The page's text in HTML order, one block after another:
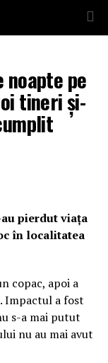
noapte pe
tineri și-
pierdut viața
în localitatea
copac, apoi a
Impactul a fost
s-a mai putut
nu au mai avut